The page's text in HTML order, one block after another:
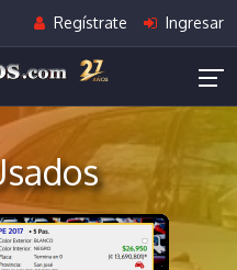
Regístrate Ingresar